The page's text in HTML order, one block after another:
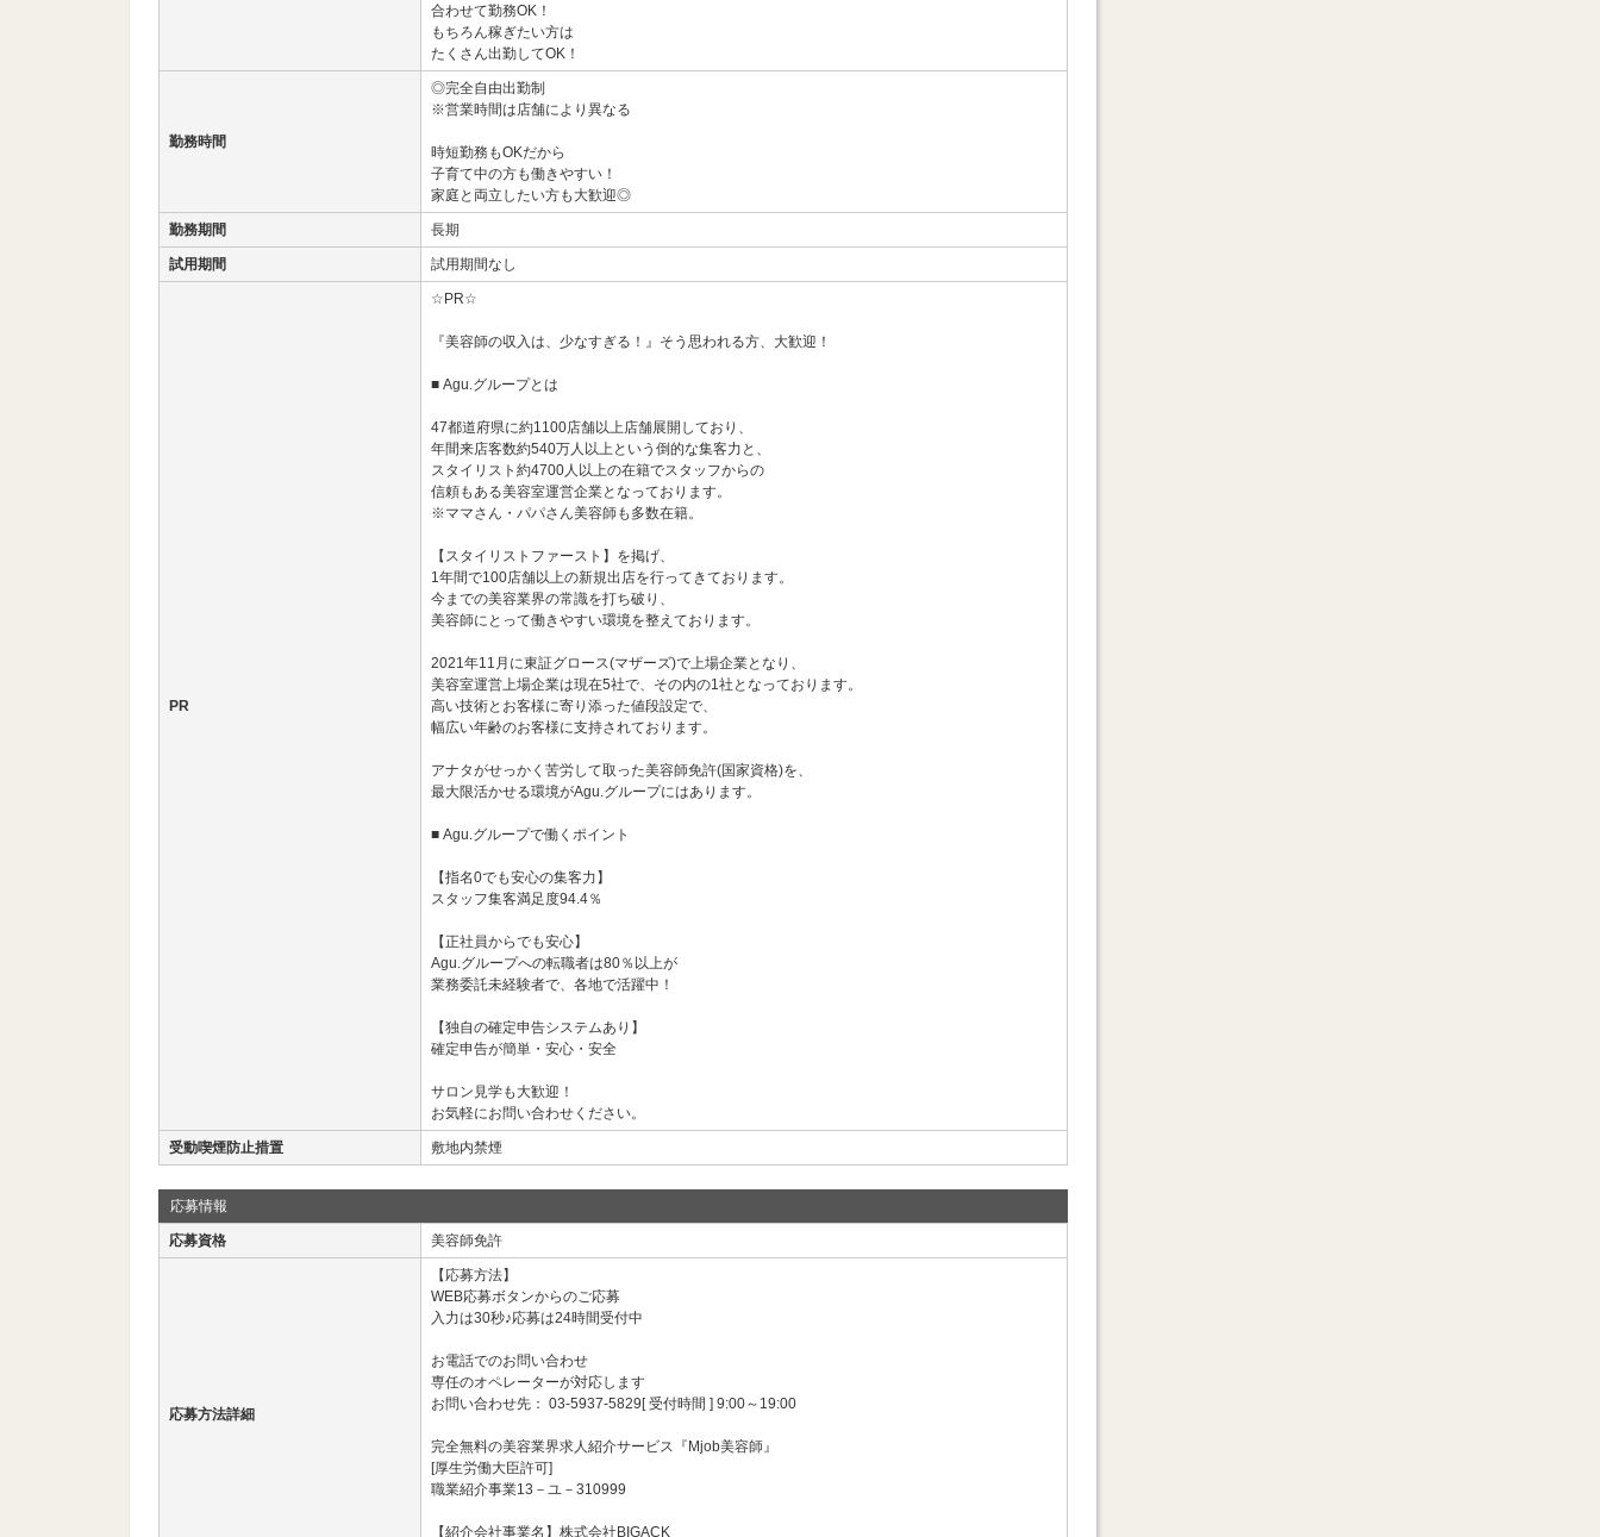
合わせて勤務OK！
もちろん稼ぎたい方は
たくさん出勤してOK！
勤務時間
◎完全自由出勤制
※営業時間は店舗により異なる
時短勤務もOKだから
子育て中の方も働きやすい！
家庭と両立したい方も大歓迎◎
勤務期間 長期
試用期間 試用期間なし
PR
☆PR☆
『美容師の収入は、少なすぎる！』そう思われる方、大歓迎！
■ Agu.グループとは
47都道府県に約1100店舗以上店舗展開しており、
年間来店客数約540万人以上という倒的な集客力と、
スタイリスト約4700人以上の在籍でスタッフからの
信頼もある美容室運営企業となっております。
※ママさん・パパさん美容師も多数在籍。
【スタイリストファースト】を掲げ、
1年間で100店舗以上の新規出店を行ってきております。
今までの美容業界の常識を打ち破り、
美容師にとって働きやすい環境を整えております。
2021年11月に東証グロース(マザーズ)で上場企業となり、
美容室運営上場企業は現在5社で、その内の1社となっております。
高い技術とお客様に寄り添った値段設定で、
幅広い年齢のお客様に支持されております。
アナタがせっかく苦労して取った美容師免許(国家資格)を、
最大限活かせる環境がAgu.グループにはあります。
■ Agu.グループで働くポイント
【指名0でも安心の集客力】
スタッフ集客満足度94.4％
【正社員からでも安心】
Agu.グループへの転職者は80％以上が
業務委託未経験者で、各地で活躍中！
【独自の確定申告システムあり】
確定申告が簡単・安心・安全
サロン見学も大歓迎！
お気軽にお問い合わせください。
受動喫煙防止措置 敷地内禁煙
応募情報
応募資格 美容師免許
応募方法詳細
【応募方法】
WEB応募ボタンからのご応募
入力は30秒♪応募は24時間受付中
お電話でのお問い合わせ
専任のオペレーターが対応します
お問い合わせ先： 03-5937-5829[ 受付時間 ] 9:00～19:00
完全無料の美容業界求人紹介サービス『Mjob美容師』
[厚生労働大臣許可]
職業紹介事業13－ユ－310999
【紹介会社事業名】株式会社BIGACK